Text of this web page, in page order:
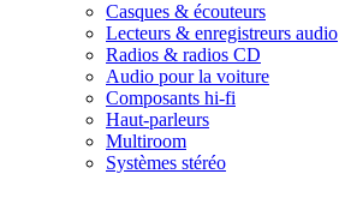
Casques & écouteurs
Lecteurs & enregistreurs audio
Radios & radios CD
Audio pour la voiture
Composants hi-fi
Haut-parleurs
Multiroom
Systèmes stéréo